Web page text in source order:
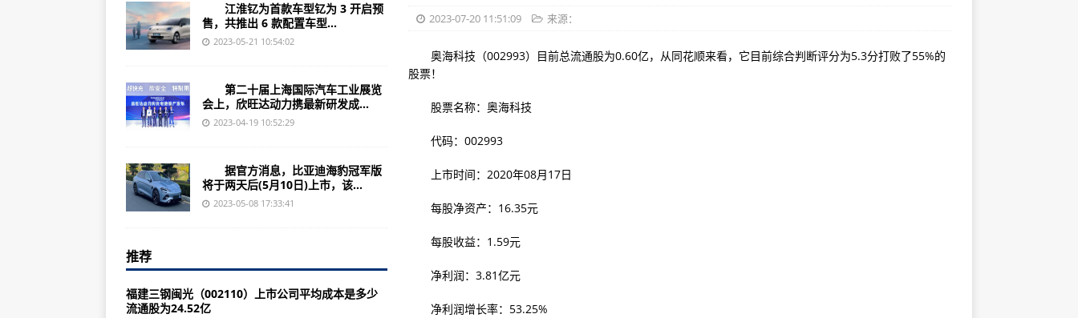
华为智慧屏S3 Pro系列今日上午正式首销 75英寸版本版本7999元
开发者用ChatGPT改造《上古卷轴 5》游戏 进一步丰富NPC的基本背景
《红霞岛》游戏配置要求公布：共分为最低、推荐和极致三种档位
AMD发布23.4.3 WHQL驱动更新 修复《最后生还者 Part 1》的BUG
荣耀今日凌晨上线V8平板电脑 8GB+256GB版本售价1899元
华为小艺输入法测试版1.1.5.204发布 新增剪贴板功能开关控制及部分bug问题修复
OPPO ColorOS 13.1正式版五月升级适配计划公布：覆盖Find X3、一加11等多款机型
荣耀X40 GT 手机 8GB+128GB内存版本今日开售 搭载高通骁龙888处理器
世界热资讯!鸿蒙3再添13款设备：P20/Mate10满血复活
全球即时看!高通推出全新硬核游戏技术，进一步升级移动游戏体验
2023-07-20 11:51:09 来源：
奥海科技（002993）目前总流通股为0.60亿，从同花顺来看，它目前综合判断评分为5.3分打败了55%的
股票！
股票名称：奥海科技
代码：002993
上市时间：2020年08月17日
每股净资产：16.35元
每股收益：1.59元
净利润：3.81亿元
净利润增长率：53.25%
江淮钇为首款车型钇为 3 开启预
售，共推出 6 款配置车型...
2023-05-21 10:54:02
第二十届上海国际汽车工业展览
会上，欣旺达动力携最新研发成...
2023-04-19 10:52:29
据官方消息，比亚迪海豹冠军版
将于两天后(5月10日)上市，该...
2023-05-08 17:33:41
推荐
福建三钢闽光（002110）上市公司平均成本是多少
流通股为24.52亿